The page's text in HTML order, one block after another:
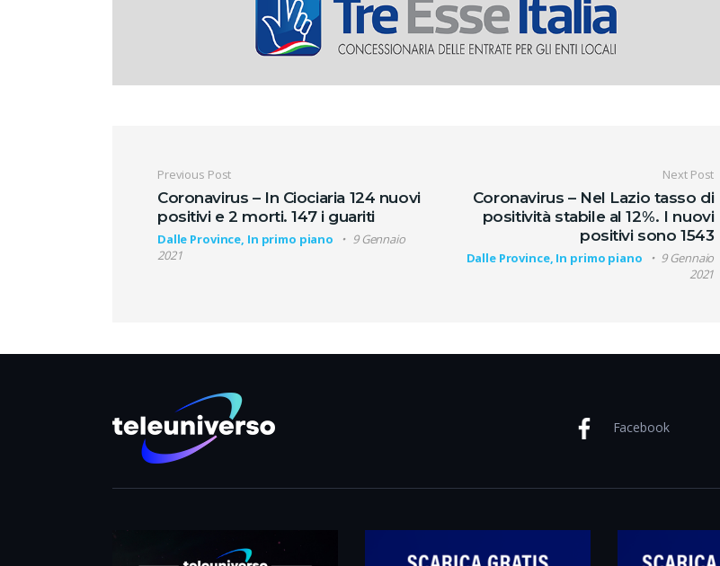
Navigazione articoli
Previous Post
Coronavirus – In Ciociaria 124 nuovi
positivi e 2 morti. 147 i guariti
Dalle Province, In primo piano
9 Gennaio
2021
Next Post
Coronavirus – Nel Lazio tasso di
positività stabile al 12%. I nuovi
positivi sono 1543
Dalle Province, In primo piano
9 Gennaio
2021
Facebook